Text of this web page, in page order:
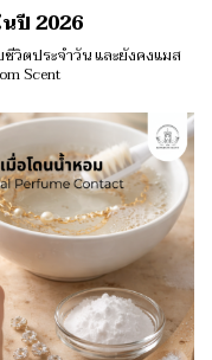
ปี 2026
วิตประจำวัน และยังคงแมส
Scent